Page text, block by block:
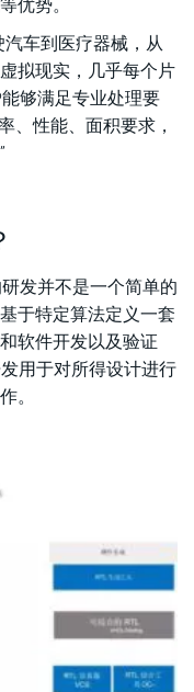
优势。
车到医疗器械，从
拟现实，几乎每个片
能够满足专业处理要
、性能、面积要求，
发并不是一个简单的
于特定算法定义一套
软件开发以及验证
用于对所得设计进行
。